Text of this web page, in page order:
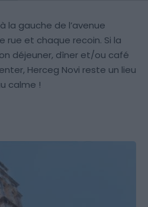
la gauche de l’avenue
rue et chaque recoin. Si la
déjeuner, dîner et/ou café
Herceg Novi reste un lieu
calme !